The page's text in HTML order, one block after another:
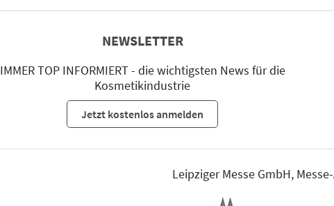
NEWSLETTER
IMMER TOP INFORMIERT - die wichtigsten News für die
Kosmetikindustrie
Jetzt kostenlos anmelden
Leipziger Messe GmbH,